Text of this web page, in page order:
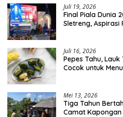
Juli 19, 2026
Final Piala Dunia
Sletreng,
Juli 16, 2026
Pepes Tahu,
Cocok untuk
Mei 13, 2026
Tiga Tahun
Camat